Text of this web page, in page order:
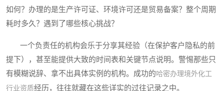
如何？办理的是生产许可证、环境许可还是贸易备案？整个周期
耗时多久？遇到了哪些核心挑战？
一个负责任的机构会乐于分享其经验（在保护客户隐私的前
提下），甚至能提供大致的时间表和关键节点说明。警惕那些只
有模糊说辞、拿不出具体实例的机构。成功的哈密办理境外化工
行业资质经历，往往就藏在这些详实的过往记录之中。